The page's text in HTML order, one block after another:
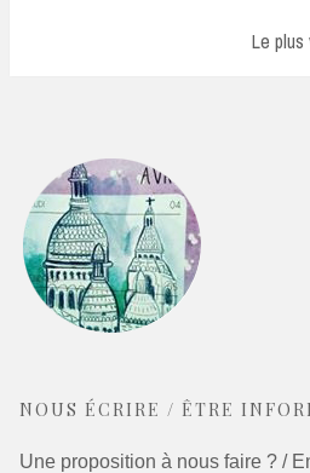
Le
NOUS ÉCRIRE / ÊTRE
Une proposition à nous faire ? /